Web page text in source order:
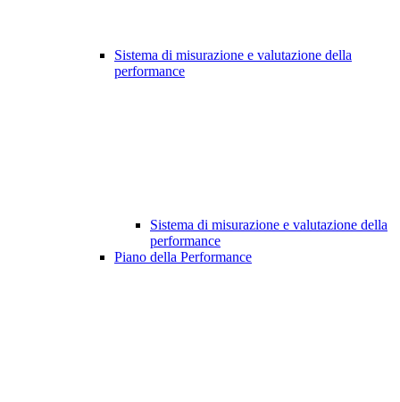
Sistema di misurazione e valutazione della
performance
Sistema di misurazione e valutazione della
performance
Piano della Performance